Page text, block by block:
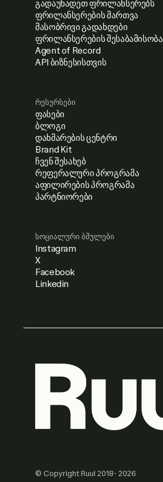
გადაუხადეთ ფრილანსერებს
ფრილანსერების მართვა
მასობრივი გადახდები
ფრილანსერების შესაბამისობა
Agent of Record
API ბიზნესისთვის
რესურსები
ფასები
ბლოგი
დახმარების ცენტრი
Brand Kit
ჩვენ შესახებ
რეფერალური პროგრამა
აფილირების პროგრამა
პარტნიორები
© Copyright Ruul 2018- 2026
სოციალური ბმულები
Instagram
X
Facebook
Linkedin